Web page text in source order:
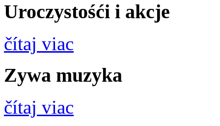
Uroczystośći i akcje
čítaj viac
Zywa muzyka
čítaj viac